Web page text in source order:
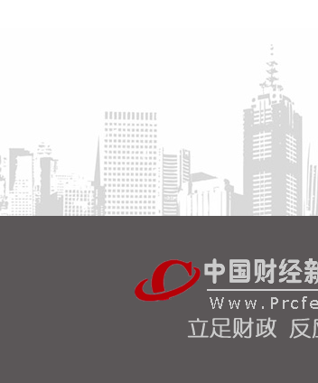
知提出，适度提高住房公积金最高贷款额度
庭中1人为公积金缴存人的，购买首套住房
款最高贷款额度为120万元，二套住房公积
高额度为100万元；夫妻双方均为缴存人的
套住房公积金贷款最高贷款额度为240万元
房公积金贷款最高额度为200万元。符合以
的，最高贷款额度可进一步上浮： 1.城六
家庭，在城六区外购买首套住房的，最高可
庭购买住房的，可上浮40万元。 同时符合多
的，最高贷款额度可叠加上浮，购房家庭
积金缴存人的，最高上浮60万元；夫妻双方
人的，最高上浮100万元。实际贷款额度依